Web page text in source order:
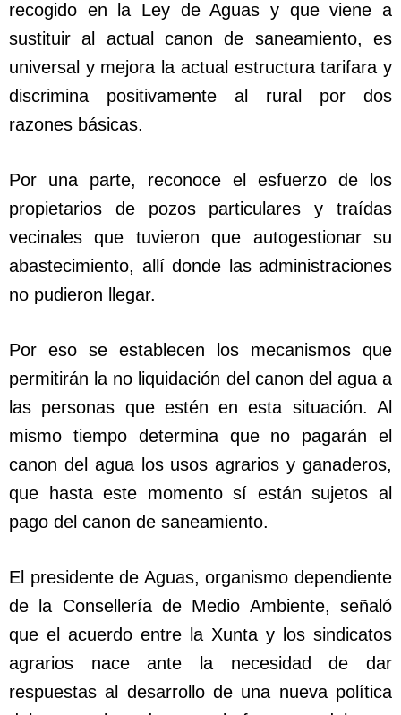
recogido en la Ley de Aguas y que viene a
sustituir al actual canon de saneamiento, es
universal y mejora la actual estructura tarifara y
discrimina positivamente al rural por dos
razones básicas.
Por una parte, reconoce el esfuerzo de los
propietarios de pozos particulares y traídas
vecinales que tuvieron que autogestionar su
abastecimiento, allí donde las administraciones
no pudieron llegar.
Por eso se establecen los mecanismos que
permitirán la no liquidación del canon del agua a
las personas que estén en esta situación. Al
mismo tiempo determina que no pagarán el
canon del agua los usos agrarios y ganaderos,
que hasta este momento sí están sujetos al
pago del canon de saneamiento.
El presidente de Aguas, organismo dependiente
de la Consellería de Medio Ambiente, señaló
que el acuerdo entre la Xunta y los sindicatos
agrarios nace ante la necesidad de dar
respuestas al desarrollo de una nueva política